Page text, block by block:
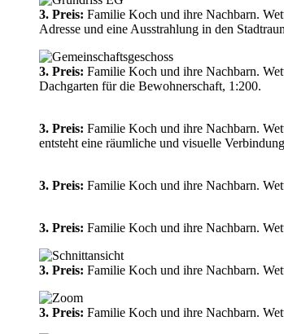
3. Preis: Familie Koch und ihre Nachbarn.
Adresse und eine Ausstrahlung in den
3. Preis: Familie Koch und ihre Nachbarn.
Dachgarten für die Bewohnerschaft, 1:200.
3. Preis: Familie Koch und ihre Nachbarn.
entsteht eine räumliche und visuelle
3. Preis: Familie Koch und ihre Nachbarn.
3. Preis: Familie Koch und ihre Nachbarn.
3. Preis: Familie Koch und ihre Nachbarn.
3. Preis: Familie Koch und ihre Nachbarn.